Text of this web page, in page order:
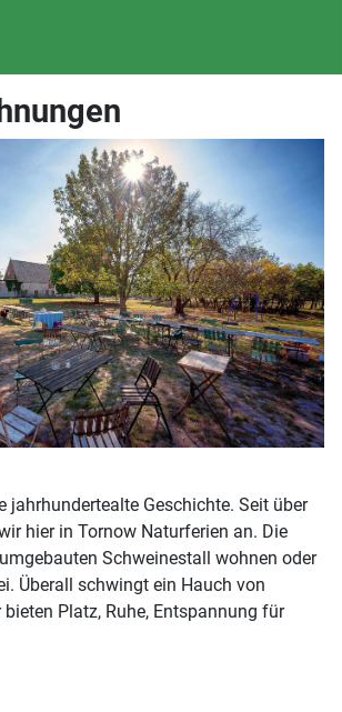
jahrhundertealte Geschichte. Seit über
hier in Tornow Naturferien an. Die
Schweinestall wohnen oder
Überall schwingt ein Hauch von
Platz, Ruhe, Entspannung für